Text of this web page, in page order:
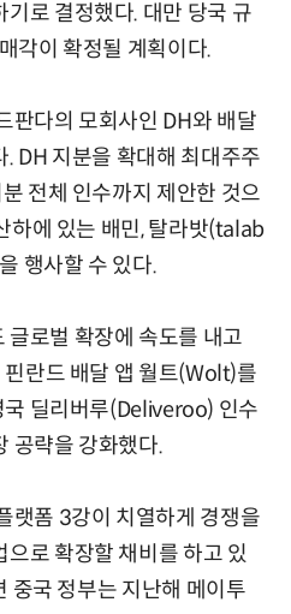
로 결정했다. 대만 당국 규
각이 확정될 계획이다.
판다의 모회사인 DH와 배달
DH 지분을 확대해 최대주주
전체 인수까지 제안한 것으
하에 있는 배민, 탈라밧(talab
행사할 수 있다.
로벌 확장에 속도를 내고
란드 배달 앱 월트(Wolt)를
딜리버루(Deliveroo) 인수
공략을 강화했다.
랫폼 3강이 치열하게 경쟁을
로 확장할 채비를 하고 있
중국 정부는 지난해 메이투